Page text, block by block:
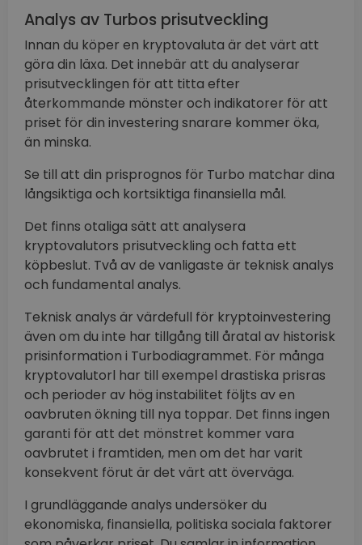
Analys av Turbos prisutveckling
Innan du köper en kryptovaluta är det värt att
göra din läxa. Det innebär att du analyserar
prisutvecklingen för att titta efter
återkommande mönster och indikatorer för att
priset för din investering snarare kommer öka,
än minska.
Se till att din prisprognos för Turbo matchar dina
långsiktiga och kortsiktiga finansiella mål.
Det finns otaliga sätt att analysera
kryptovalutors prisutveckling och fatta ett
köpbeslut. Två av de vanligaste är teknisk analys
och fundamental analys.
Teknisk analys är värdefull för kryptoinvestering
även om du inte har tillgång till åratal av historisk
prisinformation i Turbodiagrammet. För många
kryptovalutorl har till exempel drastiska prisras
och perioder av hög instabilitet följts av en
oavbruten ökning till nya toppar. Det finns ingen
garanti för att det mönstret kommer vara
oavbrutet i framtiden, men om det har varit
konsekvent förut är det värt att överväga.
I grundläggande analys undersöker du
ekonomiska, finansiella, politiska sociala faktorer